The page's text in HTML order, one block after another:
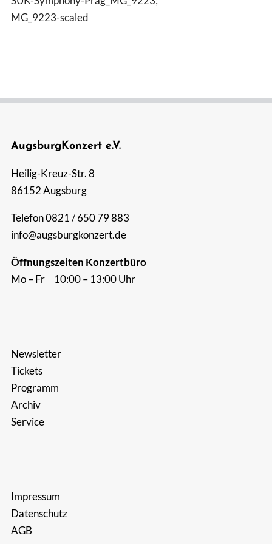
MG_9223-scaled
AugsburgKonzert e.V.
Heilig-Kreuz-Str. 8
86152 Augsburg
Telefon 0821 / 650 79 883
info@augsburgkonzert.de
Öffnungszeiten Konzertbüro
Mo – Fr 10:00 – 13:00 Uhr
Newsletter
Tickets
Programm
Archiv
Service
Impressum
Datenschutz
AGB